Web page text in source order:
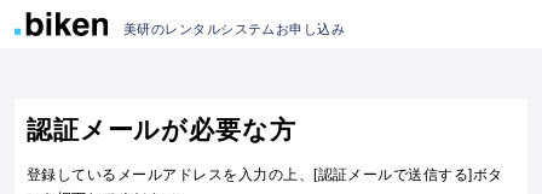
美研のレンタルシステムお申し込み
認証メールが必要な方
登録しているメールアドレスを入力の上、[認証メールで送信する]ボタ